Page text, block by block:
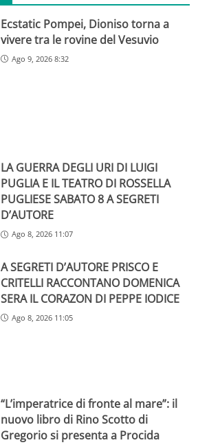
Ecstatic Pompei, Dioniso torna a
vivere tra le rovine del Vesuvio
Ago 9, 2026 8:32
LA GUERRA DEGLI URI DI LUIGI
PUGLIA E IL TEATRO DI ROSSELLA
PUGLIESE SABATO 8 A SEGRETI
D’AUTORE
Ago 8, 2026 11:07
A SEGRETI D’AUTORE PRISCO E
CRITELLI RACCONTANO DOMENICA
SERA IL CORAZON DI PEPPE IODICE
Ago 8, 2026 11:05
“L’imperatrice di fronte al mare”: il
nuovo libro di Rino Scotto di
Gregorio si presenta a Procida